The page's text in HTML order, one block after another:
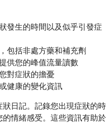
發生的時間以及似乎引發症
包括非處方藥和補充劑
供您的峰值流量讀數
對症狀的擔憂
健康的變化資訊
日記。記錄您出現症狀的時
情緒感受。這些資訊有助於